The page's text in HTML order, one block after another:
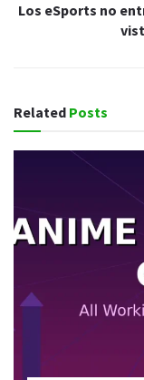
Los eSports no
Related Posts